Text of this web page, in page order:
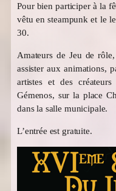
Pour bien participer à la
vêtu en steampunk et le
30.
Amateurs de Jeu de
assister aux animations,
artistes et des
Gémenos, sur la place
dans la salle municipale.
L’entrée est gratuite.